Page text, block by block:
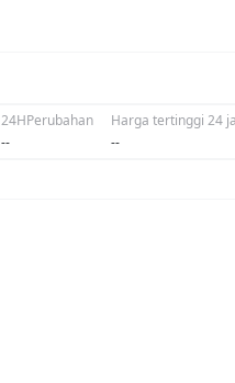
24HPerubahan
--
Harga tertinggi 24
--